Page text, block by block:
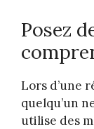
Posez
Lors d’une
quelqu’un
utilise des